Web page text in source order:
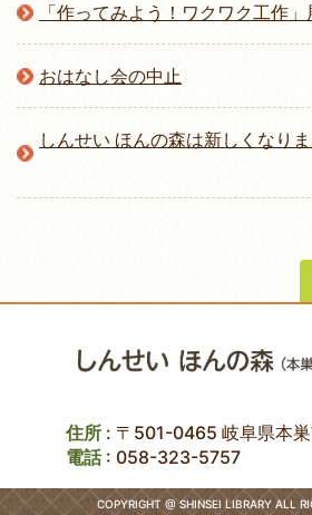
「作ってみよう！ワクワク工作」
おはなし会の中止
しんせい ほんの森は新しくなりました！(2/2
住所 : 〒501-0465 岐阜県本
電話: 058-323-5757
COPYRIGHT @ SHINSEI LIBRARY ALL